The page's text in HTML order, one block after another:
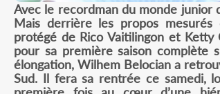
Avec le recordman du monde junior
Mais derrière les propos
protégé de Rico Vaitilingon et
pour sa première saison complète
élongation, Wilhem Belocian a
Sud. Il fera sa rentrée ce samedi,